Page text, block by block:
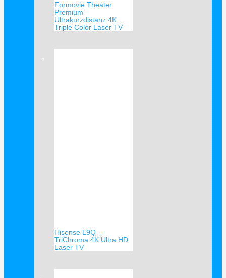
Formovie Theater
Premium
Ultrakurzdistanz 4K
Triple Color Laser TV
Hisense L9Q –
TriChroma 4K Ultra HD
Laser TV